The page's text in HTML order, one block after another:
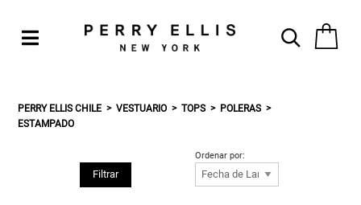
PERRY ELLIS CHILE VESTUARIO TOPS
POLERAS
ESTAMPADO
Filtrar
Ordenar por: